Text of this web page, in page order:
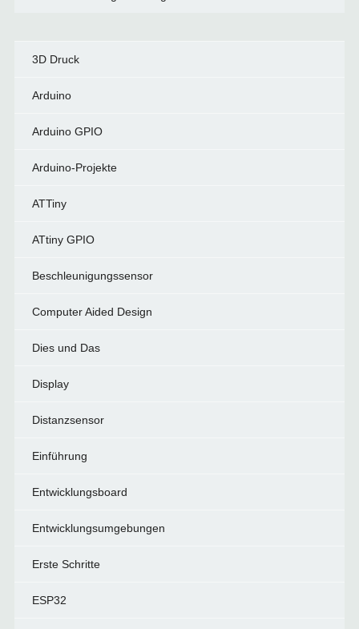
3D Druck
Arduino
Arduino GPIO
Arduino-Projekte
ATTiny
ATtiny GPIO
Beschleunigungssensor
Computer Aided Design
Dies und Das
Display
Distanzsensor
Einführung
Entwicklungsboard
Entwicklungsumgebungen
Erste Schritte
ESP32